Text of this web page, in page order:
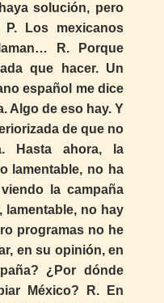
solución, pero
Los mexicanos
R. Porque
que hacer. Un
español me dice
Algo de eso hay. Y
de que no
Hasta ahora, la
lamentable, no ha
la campaña
lamentable, no hay
programas no he
en su opinión, en
¿Por dónde
México? R. En